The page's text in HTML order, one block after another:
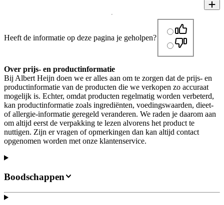
Heeft de informatie op deze pagina je geholpen?
Over prijs- en productinformatie
Bij Albert Heijn doen we er alles aan om te zorgen dat de prijs- en
productinformatie van de producten die we verkopen zo accuraat
mogelijk is. Echter, omdat producten regelmatig worden verbeterd,
kan productinformatie zoals ingrediënten, voedingswaarden, dieet-
of allergie-informatie geregeld veranderen. We raden je daarom aan
om altijd eerst de verpakking te lezen alvorens het product te
nuttigen. Zijn er vragen of opmerkingen dan kan altijd contact
opgenomen worden met onze klantenservice.
Boodschappen